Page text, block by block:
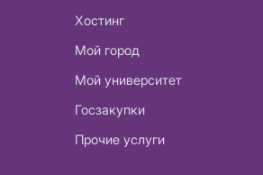
Хостинг
Мой город
Мой университет
Госзакупки
Прочие услуги